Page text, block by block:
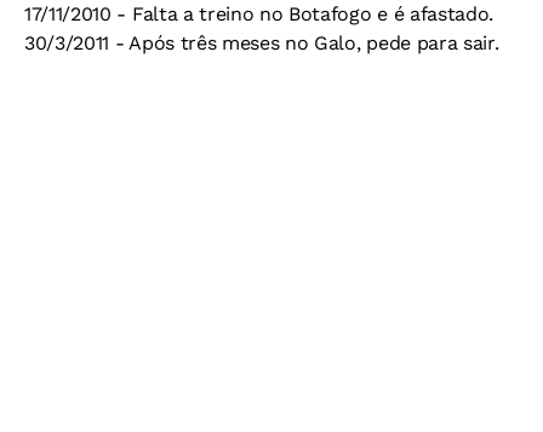
17/11/2010 - Falta a treino no Botafogo e é afastado.
30/3/2011 - Após três meses no Galo, pede para sair.